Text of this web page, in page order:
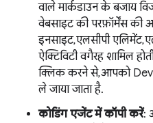
वाले मार्कडाउन के बजाय
वेबसाइट की परफ़ॉर्मेंस की
इनसाइट, एलसीपी एलिमेंट,
ऐक्टिविटी वगैरह शामिल
क्लिक करने से, आपको
ले जाया जाता है.
कोडिंग एजेंट में कॉपी करें: